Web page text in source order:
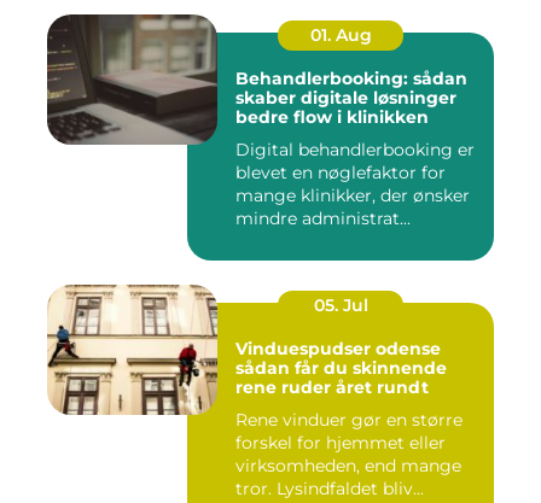
01. Aug
Behandlerbooking: sådan
skaber digitale løsninger
bedre flow i klinikken
Digital behandlerbooking er
blevet en nøglefaktor for
mange klinikker, der ønsker
mindre administrat...
05. Jul
Vinduespudser odense
sådan får du skinnende
rene ruder året rundt
Rene vinduer gør en større
forskel for hjemmet eller
virksomheden, end mange
tror. Lysindfaldet bliv...